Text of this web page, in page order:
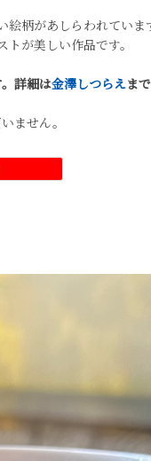
絵柄があしらわれていま
が美しい作品です。
詳細は金澤しつらえま
ません。